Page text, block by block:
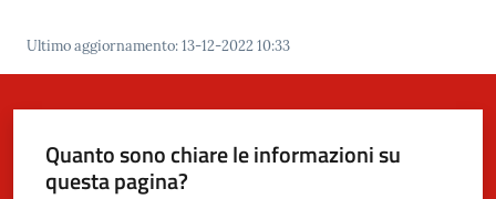
Vivere
Casalfiumanese
Ultimo aggiornamento:13-12-2022 10:33
Quanto sono chiare le informazioni su
questa pagina?